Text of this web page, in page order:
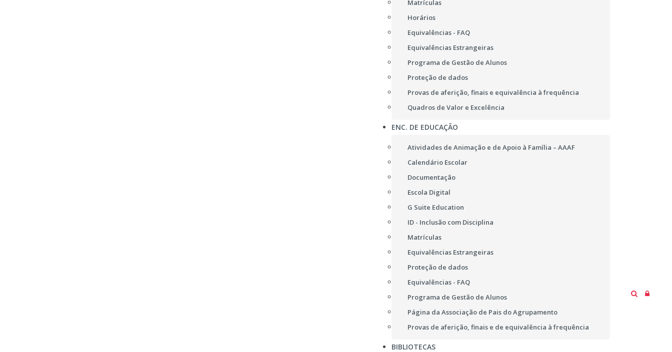
Matrículas
Horários
Equivalências - FAQ
Equivalências Estrangeiras
Programa de Gestão de Alunos
Proteção de dados
Provas de aferição, finais e equivalência à frequência
Quadros de Valor e Excelência
ENC. DE EDUCAÇÃO
Atividades de Animação e de Apoio à Família – AAAF
Calendário Escolar
Documentação
Escola Digital
G Suite Education
ID - Inclusão com Disciplina
Matrículas
Equivalências Estrangeiras
Proteção de dados
Equivalências - FAQ
Programa de Gestão de Alunos
Página da Associação de Pais do Agrupamento
Provas de aferição, finais e de equivalência à frequência
BIBLIOTECAS